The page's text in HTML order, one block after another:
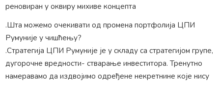
реновиран у оквиру михиве концепта
.Шта можемо очекивати од промена портфолија ЦПИ
Румуније у чишћењу?
.Стратегија ЦПИ Румуније је у складу са стратегијом групе,
дугорочне вредности- стварање инвеститора. Тренутно
намеравамо да издвојимо одређене некретнине које нису